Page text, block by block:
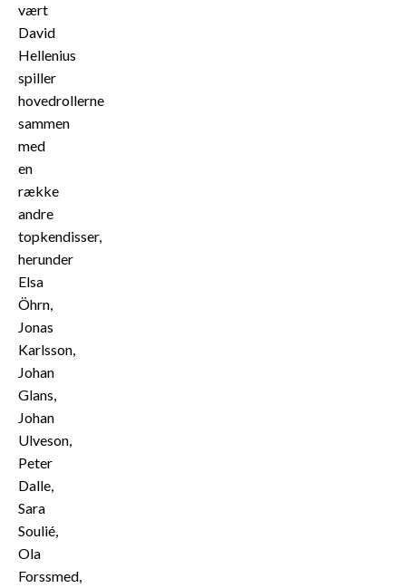
vært
David
Hellenius
spiller
hovedrollerne
sammen
med
en
række
andre
topkendisser,
herunder
Elsa
Öhrn,
Jonas
Karlsson,
Johan
Glans,
Johan
Ulveson,
Peter
Dalle,
Sara
Soulié,
Ola
Forssmed,